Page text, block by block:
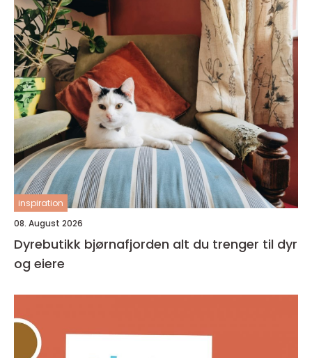
inspiration
08. August 2026
Dyrebutikk bjørnafjorden alt du trenger til dyr
og eiere